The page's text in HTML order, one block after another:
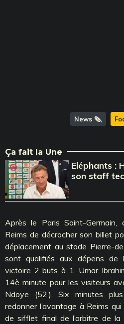
News 🗞️
Ça fait la Une
Eléphants :
son staff
Après le Paris Saint-Germain,
Reims de décrocher son billet
déplacement au stade Pierre-
sont qualifiés aux dépens de
victoire 2 buts à 1. Umar
14è minute pour les visiteurs
Ndoye (52’). Six minutes
redonner l’avantage à Reims
de sifflet final de l’arbitre de